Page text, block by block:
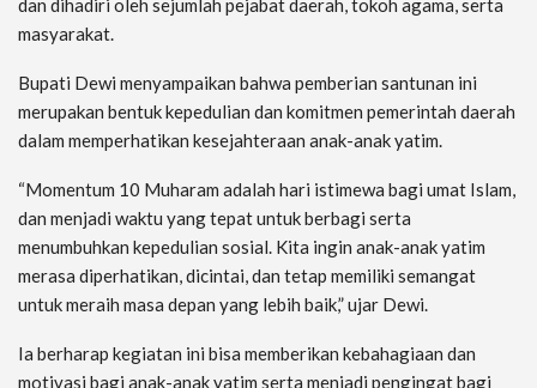
dan dihadiri oleh sejumlah pejabat daerah, tokoh agama, serta
masyarakat.
Bupati Dewi menyampaikan bahwa pemberian santunan ini
merupakan bentuk kepedulian dan komitmen pemerintah daerah
dalam memperhatikan kesejahteraan anak-anak yatim.
“Momentum 10 Muharam adalah hari istimewa bagi umat Islam,
dan menjadi waktu yang tepat untuk berbagi serta
menumbuhkan kepedulian sosial. Kita ingin anak-anak yatim
merasa diperhatikan, dicintai, dan tetap memiliki semangat
untuk meraih masa depan yang lebih baik,” ujar Dewi.
Ia berharap kegiatan ini bisa memberikan kebahagiaan dan
motivasi bagi anak-anak yatim serta menjadi pengingat bagi